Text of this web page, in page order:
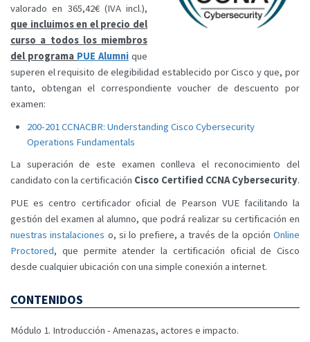
valorado en 365,42€ (IVA incl.),
que incluimos en el precio del
curso a todos los miembros
del programa PUE Alumni que
superen el requisito de elegibilidad establecido por Cisco y que, por
tanto, obtengan el correspondiente voucher de descuento por
examen:
200-201 CCNACBR: Understanding Cisco Cybersecurity
Operations Fundamentals
La superación de este examen conlleva el reconocimiento del
candidato con la certificación Cisco Certified CCNA Cybersecurity.
PUE es centro certificador oficial de Pearson VUE facilitando la
gestión del examen al alumno, que podrá realizar su certificación en
nuestras instalaciones o, si lo prefiere, a través de la opciónOnline
Proctored, que permite atender la certificación oficial de Cisco
desde cualquier ubicación con una simple conexión a internet.
CONTENIDOS
Módulo 1. Introducción - Amenazas, actores e impacto.